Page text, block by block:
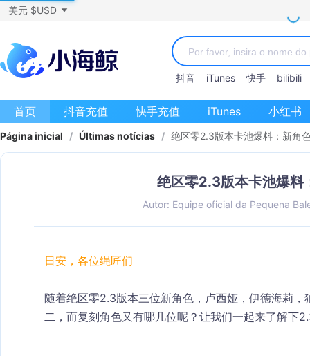
美元 $USD
抖音 iTunes 快手 bilibili
首页 抖音充值 快手充值 iTunes 小红书
Página inicial / Últimas notícias / 绝区零2.3版本卡池爆料：新角
绝区零2.3版本卡池爆料
Autor: Equipe oficial da Pequena
日安，各位绳匠们
随着绝区零2.3版本三位新角色，卢西娅，伊德海莉
二，而复刻角色又有哪几位呢？让我们一起来了解下